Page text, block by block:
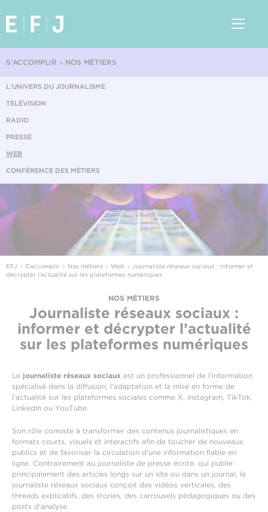
NOS MÉTIERS
S'ACCOMPLIR
L'UNIVERS DU JOURNALISME
TÉLÉVISION
RADIO
PRESSE
WEB
CONFÉRENCE DES MÉTIERS
EFJ S'accomplir Nos métiers Web
Journaliste réseaux sociaux : informer et
décrypter l’actualité sur les plateformes numériques
NOS MÉTIERS
Journaliste réseaux sociaux :
informer et décrypter l’actualité
sur les plateformes numériques
Le journaliste réseaux sociaux est un professionnel de l’information
spécialisé dans la diffusion, l’adaptation et la mise en forme de
l’actualité sur les plateformes sociales comme X, Instagram, TikTok,
LinkedIn ou YouTube.
Son rôle consiste à transformer des contenus journalistiques en
formats courts, visuels et interactifs afin de toucher de nouveaux
publics et de favoriser la circulation d’une information fiable en
ligne. Contrairement au journaliste de presse écrite, qui publie
principalement des articles longs sur un site ou dans un journal, le
journaliste réseaux sociaux conçoit des vidéos verticales, des
threads explicatifs, des stories, des carrousels pédagogiques ou des
posts d’analyse.